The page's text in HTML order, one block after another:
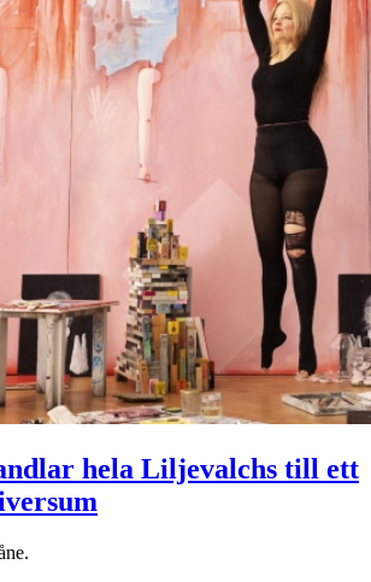
hela Liljevalchs till ett